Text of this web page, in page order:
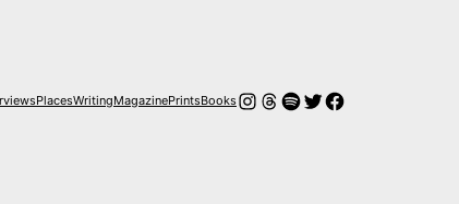
PlacesWritingMagazinePrintsBooksInstagram
Hilos
Spotify
Twitter
Facebook